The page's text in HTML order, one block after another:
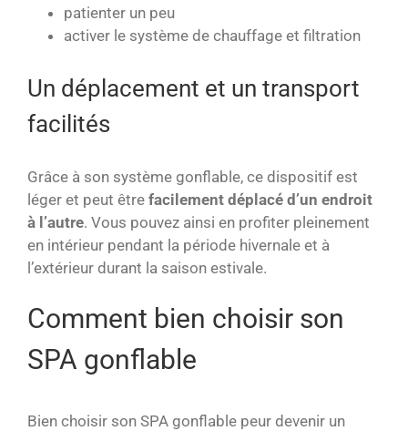
patienter un peu
activer le système de chauffage et filtration
Un déplacement et un transport
facilités
Grâce à son système gonflable, ce dispositif est
léger et peut être facilement déplacé d’un endroit
à l’autre. Vous pouvez ainsi en profiter pleinement
en intérieur pendant la période hivernale et à
l’extérieur durant la saison estivale.
Comment bien choisir son
SPA gonflable
Bien choisir son SPA gonflable peur devenir un